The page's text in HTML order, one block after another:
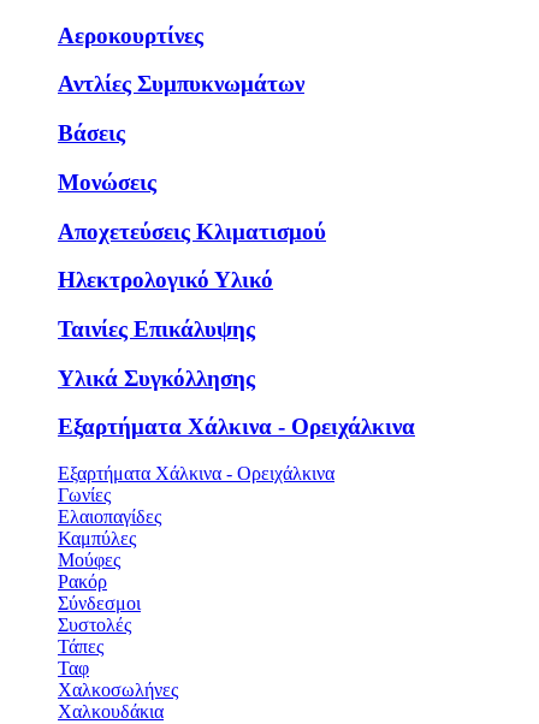
Αεροκουρτίνες
Αντλίες Συμπυκνωμάτων
Βάσεις
Μονώσεις
Αποχετεύσεις Κλιματισμού
Ηλεκτρολογικό Υλικό
Ταινίες Επικάλυψης
Υλικά Συγκόλλησης
Εξαρτήματα Χάλκινα - Ορειχάλκινα
Εξαρτήματα Χάλκινα - Ορειχάλκινα
Γωνίες
Ελαιοπαγίδες
Καμπύλες
Μούφες
Ρακόρ
Σύνδεσμοι
Συστολές
Τάπες
Ταφ
Χαλκοσωλήνες
Χαλκουδάκια